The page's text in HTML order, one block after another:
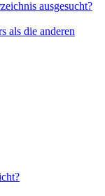
ausgesucht?
als die anderen